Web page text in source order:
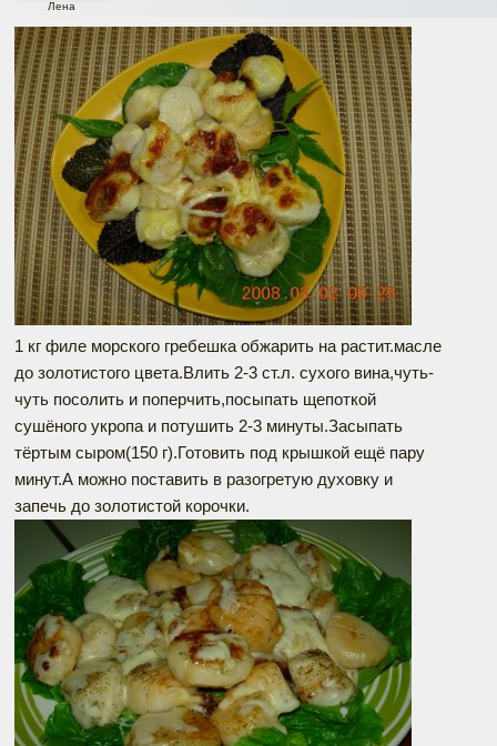
Лена
1 кг филе морского гребешка обжарить на растит.масле
до золотистого цвета.Влить 2-3 ст.л. сухого вина,чуть-
чуть посолить и поперчить,посыпать щепоткой
сушёного укропа и потушить 2-3 минуты.Засыпать
тёртым сыром(150 г).Готовить под крышкой ещё пару
минут.А можно поставить в разогретую духовку и
запечь до золотистой корочки.